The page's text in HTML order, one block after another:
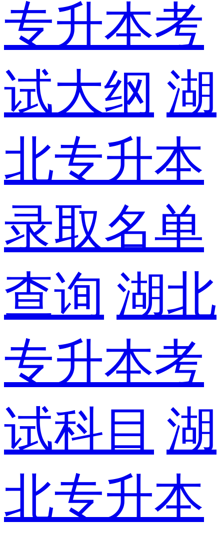
专升本考
试大纲 湖
北专升本
录取名单
查询 湖北
专升本考
试科目 湖
北专升本